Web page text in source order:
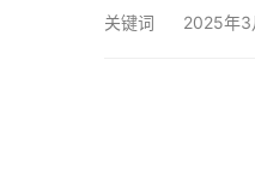
理完毕，特别是
关键词 2025年3